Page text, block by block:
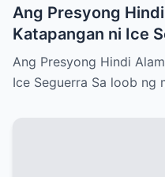
Ang Presyong
Katapangan ni Ice
Ang Presyong Hindi
Ice Seguerra Sa loob ng